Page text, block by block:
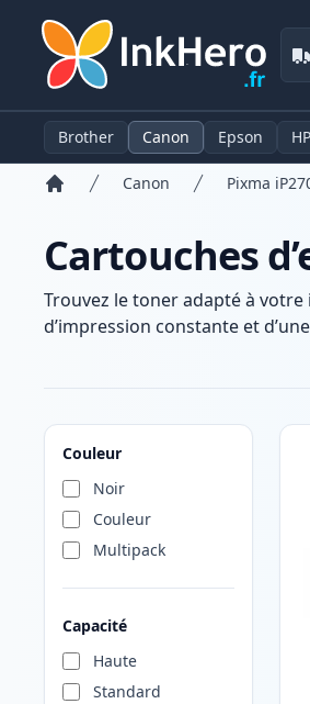
Brother Canon Epson HP
Canon Pixma
Cartouches
Trouvez le toner adapté à
d’impression constante et
Couleur
Noir
Couleur
Multipack
Capacité
Haute
Standard